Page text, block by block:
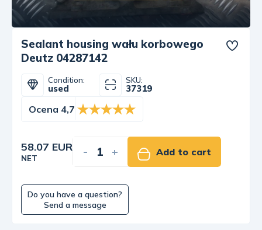
Sealant housing wału korbowego
Deutz 04287142
Condition:
used
SKU:
37319
Ocena 4,7
58.07 EUR
NET - + Add to cart
Do you have a question?
Send a message